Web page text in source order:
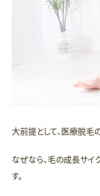
大前提として、医療脱毛
なぜなら、毛の成長サイ
す。